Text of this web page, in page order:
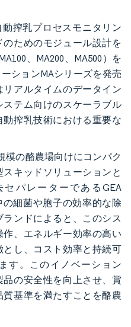
動搾乳プロセスモニタリン
ためのモジュール設計を
、MA200、MA500）を
ションMAシリーズを発売
アルタイムのデータイン
テム向けのスケーラブル
搾乳技術における重要な
模の酪農場向けにコンパク
キッドソリューションと
パレーターであるGEA
の細菌や胞子の効率的な除
ンドによると、このシス
、エネルギー効率の高い
とし、コスト効率と持続可
す。このイノベーション
の安全性を向上させ、賞
基準を満たすことを酪農